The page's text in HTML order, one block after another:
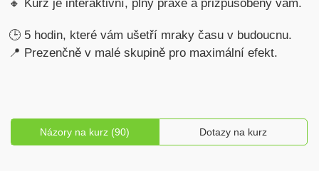
🔸 Kurz je interaktivní, plný praxe a přizpůsobený vám.
🕒 5 hodin, které vám ušetří mraky času v budoucnu.
📍 Prezenčně v malé skupině pro maximální efekt.
Názory na kurz (90) Dotazy na kurz